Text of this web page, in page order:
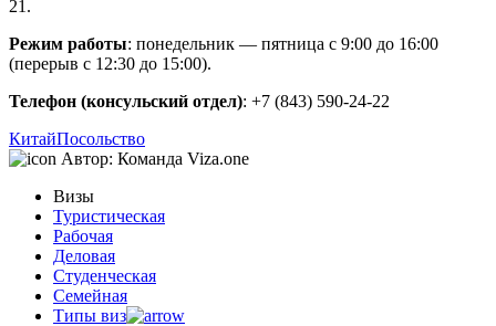
21.
Режим работы: понедельник — пятница с 9:00 до 16:00
(перерыв с 12:30 до 15:00).
Телефон (консульский отдел): +7 (843) 590-24-22
КитайПосольство
Автор: Команда Viza.one
Визы
Туристическая
Рабочая
Деловая
Студенческая
Семейная
Типы виз